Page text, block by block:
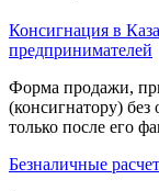
Консигнация в
предпринимателей
Форма продажи,
(консигнатору) без
только после его
Безналичные